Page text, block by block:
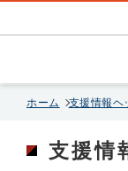
ホーム 支援情報ヘ
支援情